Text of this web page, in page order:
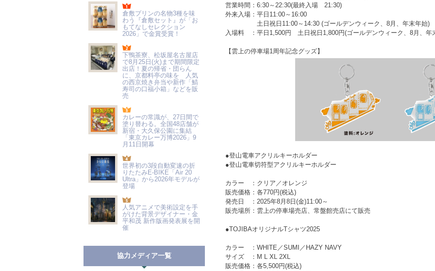
倉敷プリンの名物3種を味
わう『倉敷セット』が「お
もてなしセレクション
2026」で金賞受賞！
下鴨茶寮、松坂屋名古屋店
で8月25日(火)まで期間限定
出店！夏の帰省・団らん
に、京都料亭の味を 人気
の西京焼き弁当や新作「鯖
寿司の口福小箱」などを販
売
カレーの常識が、27日間で
塗り替わる。全国48店舗が
新宿・大久保公園に集結
「東京カレー万博2026」9
月11日開幕
世界初の3段自動変速の折
りたたみE-BIKE「Air 20
Ultra」から2026年モデルが
登場
人気アニメで美術設定を手
がけた背景デザイナー・金
平和茂 新作版画発表展を開
催
協力メディア一覧
営業時間：6:30～22:30(最終入場 21:30)
外来入場：平日11:00～16:00
土日祝日11:00～14:30 (ゴールデンウィーク、8月、年末年始)
入場料 ：平日1,500円 土日祝日1,800円(ゴールデンウィーク、8月、年
【雲上の停車場1周年記念グッズ】
●登山電車アクリルキーホルダー
●登山電車切符型アクリルキーホルダー
カラー ：クリア／オレンジ
販売価格：各770円(税込)
発売日 ：2025年8月8日(金)11:00～
販売場所：雲上の停車場売店、常盤館売店にて販売
●TOJIBAオリジナルTシャツ2025
カラー ：WHITE／SUMI／HAZY NAVY
サイズ ：M L XL 2XL
販売価格：各5,500円(税込)